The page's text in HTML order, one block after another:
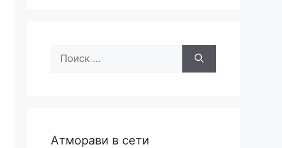
Поиск:
Атморави в сети